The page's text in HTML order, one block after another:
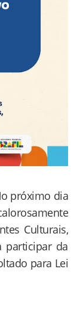
próximo dia
Culturais,
participar da
para Lei